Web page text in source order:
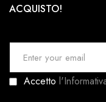
ACQUISTO!
c
Accetto